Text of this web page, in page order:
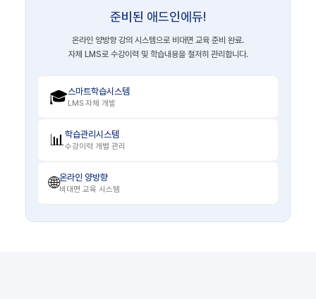
준비된 애드인에듀!
온라인 양방향 강의 시스템으로 비대면 교육 준비 완료.
자체 LMS로 수강이력 및 학습내용을 철저히 관리합니다.
🎓스마트학습시스템
LMS 자체 개발
📊 학습관리시스템
수강이력 개별 관리
🌐온라인 양방향
비대면 교육 시스템